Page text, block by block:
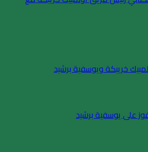
خريبكة ويوسفية برشيد
على يوسفية برشيد